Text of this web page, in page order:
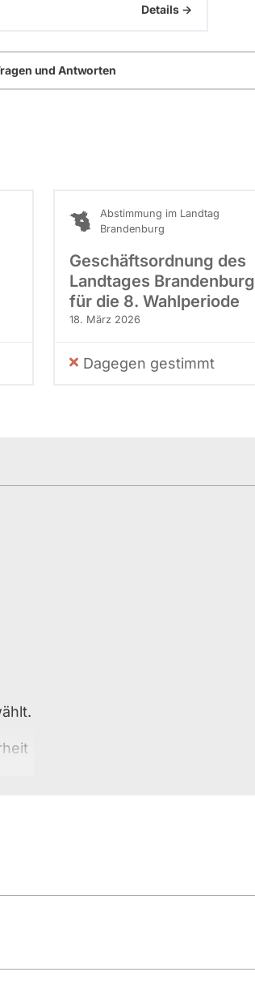
Details ->
und Antworten
Abstimmung im Landtag
Brandenburg
Geschäftsordnung des
Landtages Brandenburg
für die 8. Wahlperiode
18. März 2026
Dagegen gestimmt